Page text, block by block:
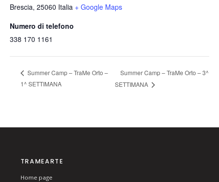
Brescia, 25060 Italia + Google Maps
Numero di telefono
338 170 1161
Summer Camp – TraMe Orto –
1^ SETTIMANA
Summer Camp – TraMe Orto – 3^
SETTIMANA
TRAMEARTE
Home page